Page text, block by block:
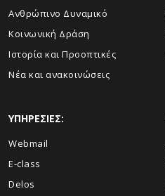
Ανθρώπινο Δυναμικό
Κοινωνική Δράση
Ιστορία και Προοπτικές
Νέα και ανακοινώσεις
ΥΠΗΡΕΣΙΕΣ:
Webmail
E-class
Delos